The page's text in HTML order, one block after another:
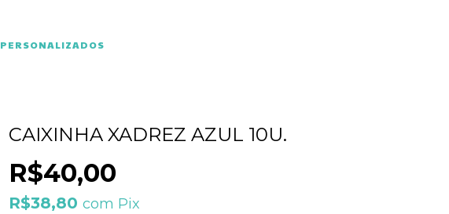
PERSONALIZADOS
CAIXINHA XADREZ AZUL 10U.
R$40,00
R$38,80com Pix